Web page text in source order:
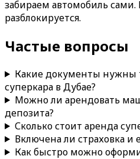
забираем автомобиль
разблокируется.
Частые вопросы
Какие документы нужны
суперкара в Дубае?
Можно ли арендовать
депозита?
Сколько стоит аренда
Включена ли страховка и
Как быстро можно